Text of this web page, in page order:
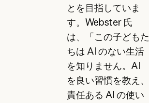
とを目指していま
す。Webster 氏
は、「この子どもた
ちは AI のない生活
を知りません。AI
を良い習慣を教え、
責任ある AI の使い